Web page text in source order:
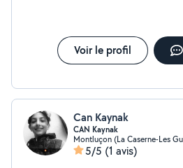
Voir le profil
Can Kaynak
CAN Kaynak
Montluçon (La Caserne-Les
5/5 (1 avis)